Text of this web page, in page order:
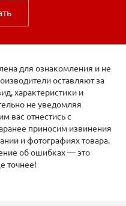
для ознакомления и не
оставляют за
характеристики и
не уведомляя
вас отнестись с
приносим извинения
и фотографиях товара.
об ошибках — это
точнее!